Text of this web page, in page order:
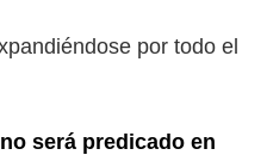
por todo el
será predicado en